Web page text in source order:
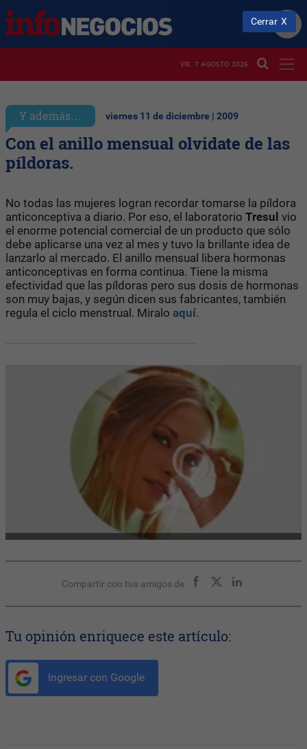
VIE. 7 AGOSTO 2026
Y además… viernes 11 de diciembre | 2009
Con el anillo mensual olvidate de las
píldoras.
No todas las mujeres logran recordar tomarse la píldora
anticonceptiva a diario. Por eso, el laboratorio Tresul vio
el enorme potencial comercial de un producto que sólo
debe aplicarse una vez al mes y tuvo la brillante idea de
lanzarlo al mercado. El anillo mensual libera hormonas
anticonceptivas en forma continua. Tiene la misma
efectividad que las píldoras pero sus dosis de hormonas
son muy bajas, y según dicen sus fabricantes, también
regula el ciclo menstrual. Miralo aquí.
Compartir con tus amigos de
Tu opinión enriquece este artículo:
Ingresar con Google
Cerrar